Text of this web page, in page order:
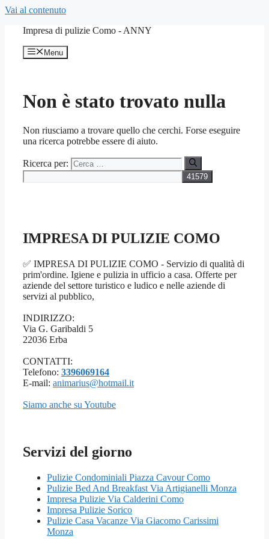
Vai al contenuto
Impresa di pulizie Como - ANNY
Menu
Non è stato trovato nulla
Non riusciamo a trovare quello che cerchi. Forse eseguire
una ricerca potrebbe essere di aiuto.
Ricerca per:
IMPRESA DI PULIZIE COMO
✅ IMPRESA DI PULIZIE COMO - Servizio di qualità di
prim'ordine. Igiene e pulizia in ufficio a casa. Offerte per
aziende del settore turistico e ludico e nelle aziende di
servizi al pubblico,
INDIRIZZO:
Via G. Garibaldi 5
22036 Erba
CONTATTI:
Telefono: 3396069164
E-mail: animarius@hotmail.it
Siamo anche su Youtube
Servizi del giorno
Pulizie Condominiali Piazza Cavour Como
Pulizie Bed And Breakfast Via Artigianelli Monza
Impresa Pulizie Via Calderini Como
Impresa Pulizie Sorico
Pulizie Casa Vacanze Via Giacomo Carissimi
Monza